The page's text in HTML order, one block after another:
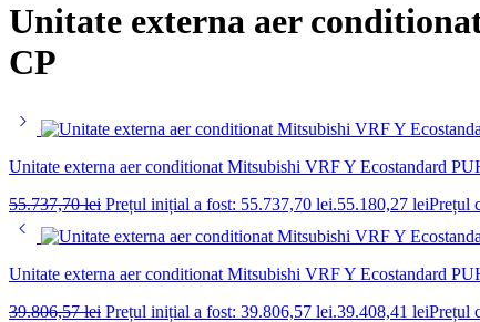
Unitate externa aer
CP
Unitate externa aer conditionat Mitsubishi VRF Y Ecostandard
55.737,70lei Prețul inițial a fost: 55.737,70 lei.55.180,27 leiPrețul
Unitate externa aer conditionat Mitsubishi VRF Y Ecostandard
39.806,57lei Prețul inițial a fost: 39.806,57 lei.39.408,41 leiPrețul